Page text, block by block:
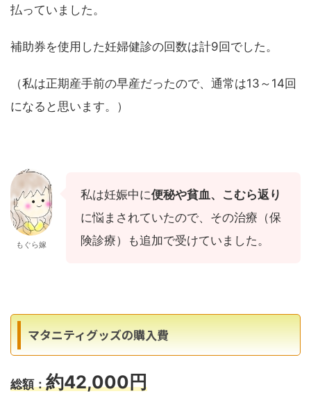
払っていました。
補助券を使用した妊婦健診の回数は計9回でした。
（私は正期産手前の早産だったので、通常は13～14回
になると思います。）
もぐら嫁
私は妊娠中に便秘や貧血、こむら返り
に悩まされていたので、その治療（保
険診療）も追加で受けていました。
マタニティグッズの購入費
総額：約42,000円